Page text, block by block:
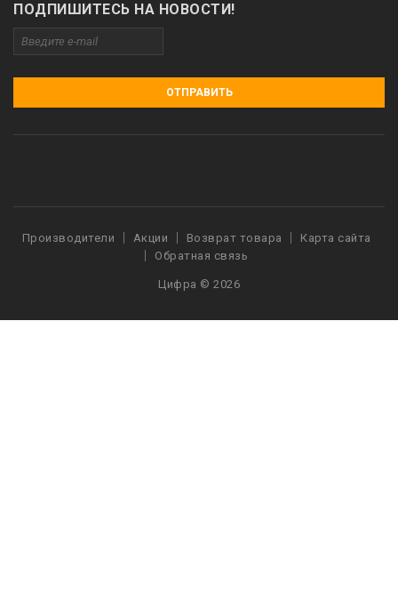
ПОДПИШИТЕСЬ НА НОВОСТИ!
ОТПРАВИТЬ
Производители Акции Возврат товара
Карта сайта
Обратная связь
Цифра © 2026